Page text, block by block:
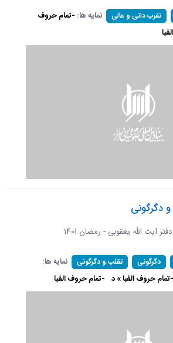
تقرب دانی و عالی نمایه ها: -تمام حروف
دگرگونی
آیت الله یعقوبی - رمضان 1401
دگرگونی تقلب و دگرگونی
نمایه ها:
-تمام حروف الفبا » د -تمام حروف الفبا